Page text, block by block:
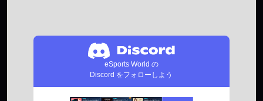
eSports World の
Discord をフォローしよう